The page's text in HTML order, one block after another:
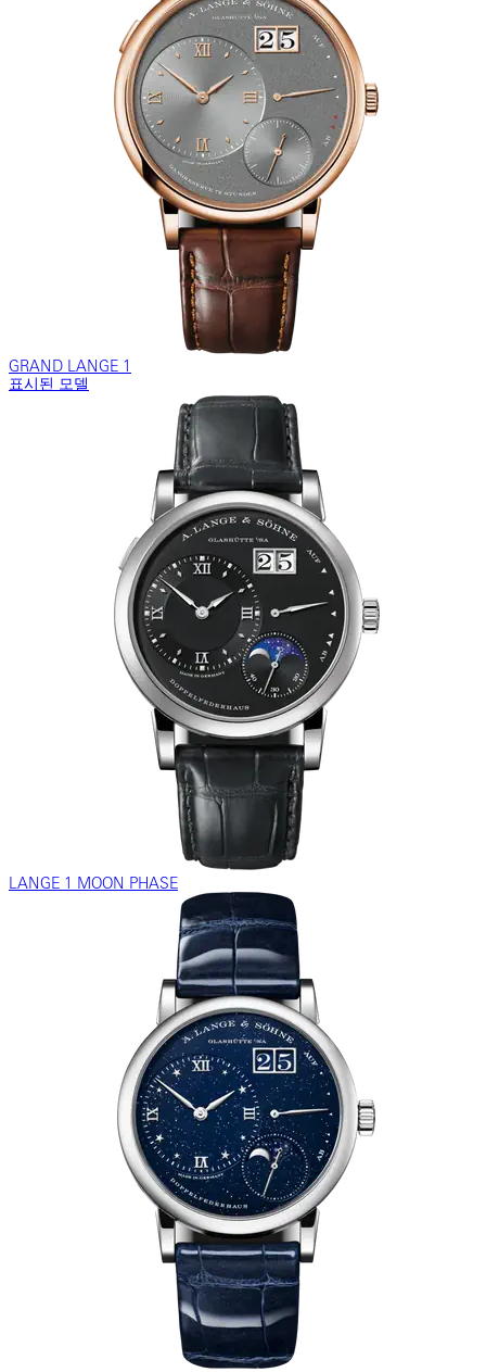
GRAND LANGE 1
표시된 모델
LANGE 1 MOON PHASE